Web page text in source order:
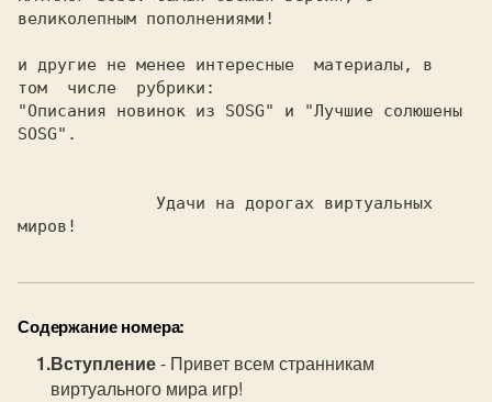
великолепным пополнениями!
и другие не менее интересные  материалы, в
том  числе  рубрики:
"Описания новинок из SOSG" и "Лучшие солюшены
SOSG".
миров!
Содержание номера:
Вступление- Привет всем странникам
виртуального мира игр!